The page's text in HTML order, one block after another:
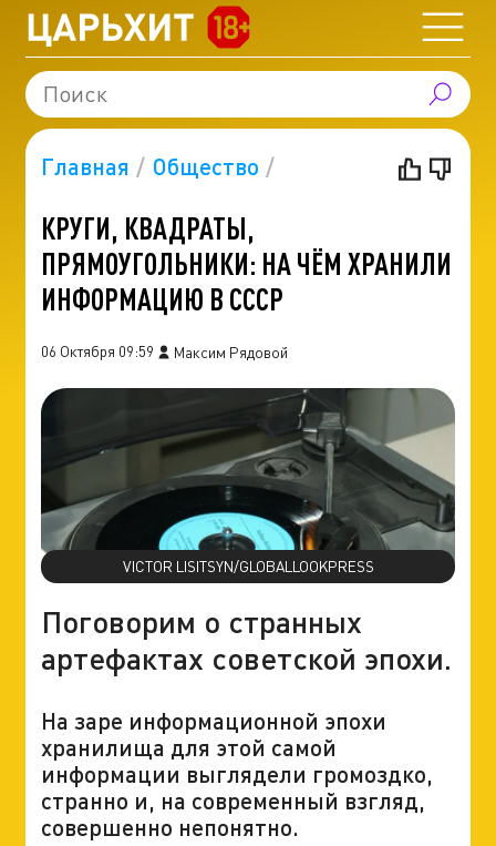
Главная Общество
КРУГИ, КВАДРАТЫ,
ПРЯМОУГОЛЬНИКИ: НА ЧЁМ ХРАНИЛИ
ИНФОРМАЦИЮ В СССР
06 Октября 09:59 Максим Рядовой
VICTOR LISITSYN/GLOBALLOOKPRESS
Поговорим о странных
артефактах советской эпохи.
На заре информационной эпохи
хранилища для этой самой
информации выглядели громоздко,
странно и, на современный взгляд,
совершенно непонятно.